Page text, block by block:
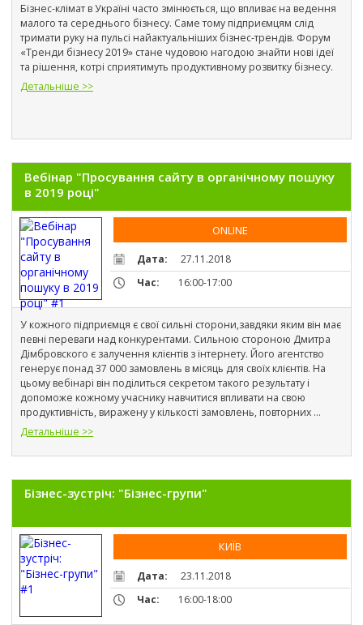
Бізнес-клімат в Україні часто змінюється, що впливає на ведення
малого та середнього бізнесу. Саме тому підприємцям слід
тримати руку на пульсі найактуальніших бізнес-трендів. Форум
«Тренди бізнесу 2019» стане чудовою нагодою знайти нові ідеї
та рішення, котрі сприятимуть продуктивному розвитку бізнесу.
Детальніше >>
Вебінар "Просування сайту в органічному пошуку
в 2019 році"
ONLINE
Дата:
27.11.2018
Час:
16:00-17:00
У кожного підприємця є свої сильні сторони,завдяки яким він має
певні переваги над конкурентами. Сильною стороною Дмитра
Дімбровского є залучення клієнтів з інтернету. Його агентство
генерує понад 37 000 замовлень в місяць для своїх клієнтів. На
цьому вебінарі він поділиться секретом такого результату і
допоможе кожному учаснику навчитися впливати на свою
продуктивність, виражену у кількості замовлень, повторних
продажів і прибутку.
Детальніше >>
Бізнес-зустріч: "Бізнес-групи"
КИЇВ
Дата:
23.11.2018
Час:
16:00-18:00